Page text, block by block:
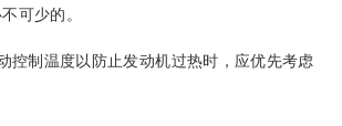
可少的。
控制温度以防止发动机过热时，应优先考虑